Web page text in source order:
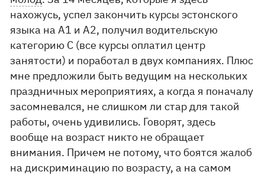
нахожусь, успел закончить курсы эстонского
языка на А1 и А2, получил водительскую
категорию С (все курсы оплатил центр
занятости) и поработал в двух компаниях. Плюс
мне предложили быть ведущим на нескольких
праздничных мероприятиях, а когда я поначалу
засомневался, не слишком ли стар для такой
работы, очень удивились. Говорят, здесь
вообще на возраст никто не обращает
внимания. Причем не потому, что боятся жалоб
на дискриминацию по возрасту, а на самом